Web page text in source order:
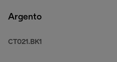
Argento
CT021.BK1